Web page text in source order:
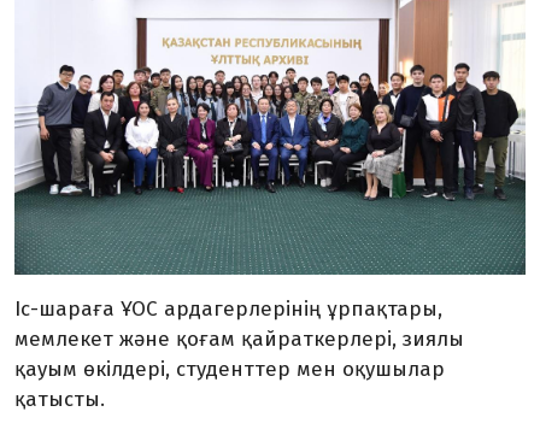
Іс-шараға ҰОС ардагерлерінің ұрпақтары,
мемлекет және қоғам қайраткерлері, зиялы
қауым өкілдері, студенттер мен оқушылар
қатысты.